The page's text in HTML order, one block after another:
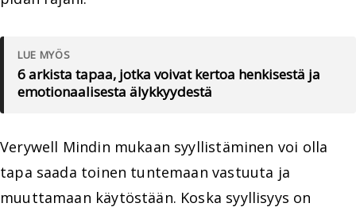
LUE MYÖS
6 arkista tapaa, jotka voivat kertoa henkisestä ja
emotionaalisesta älykkyydestä
Verywell Mindin mukaan syyllistäminen voi olla
tapa saada toinen tuntemaan vastuuta ja
muuttamaan käytöstään. Koska syyllisyys on